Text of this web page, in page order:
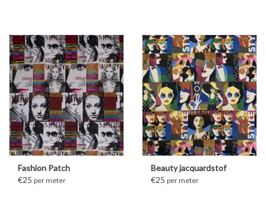
Fashion Patch
€25 per meter
Beauty jacquardstof
€25 per meter